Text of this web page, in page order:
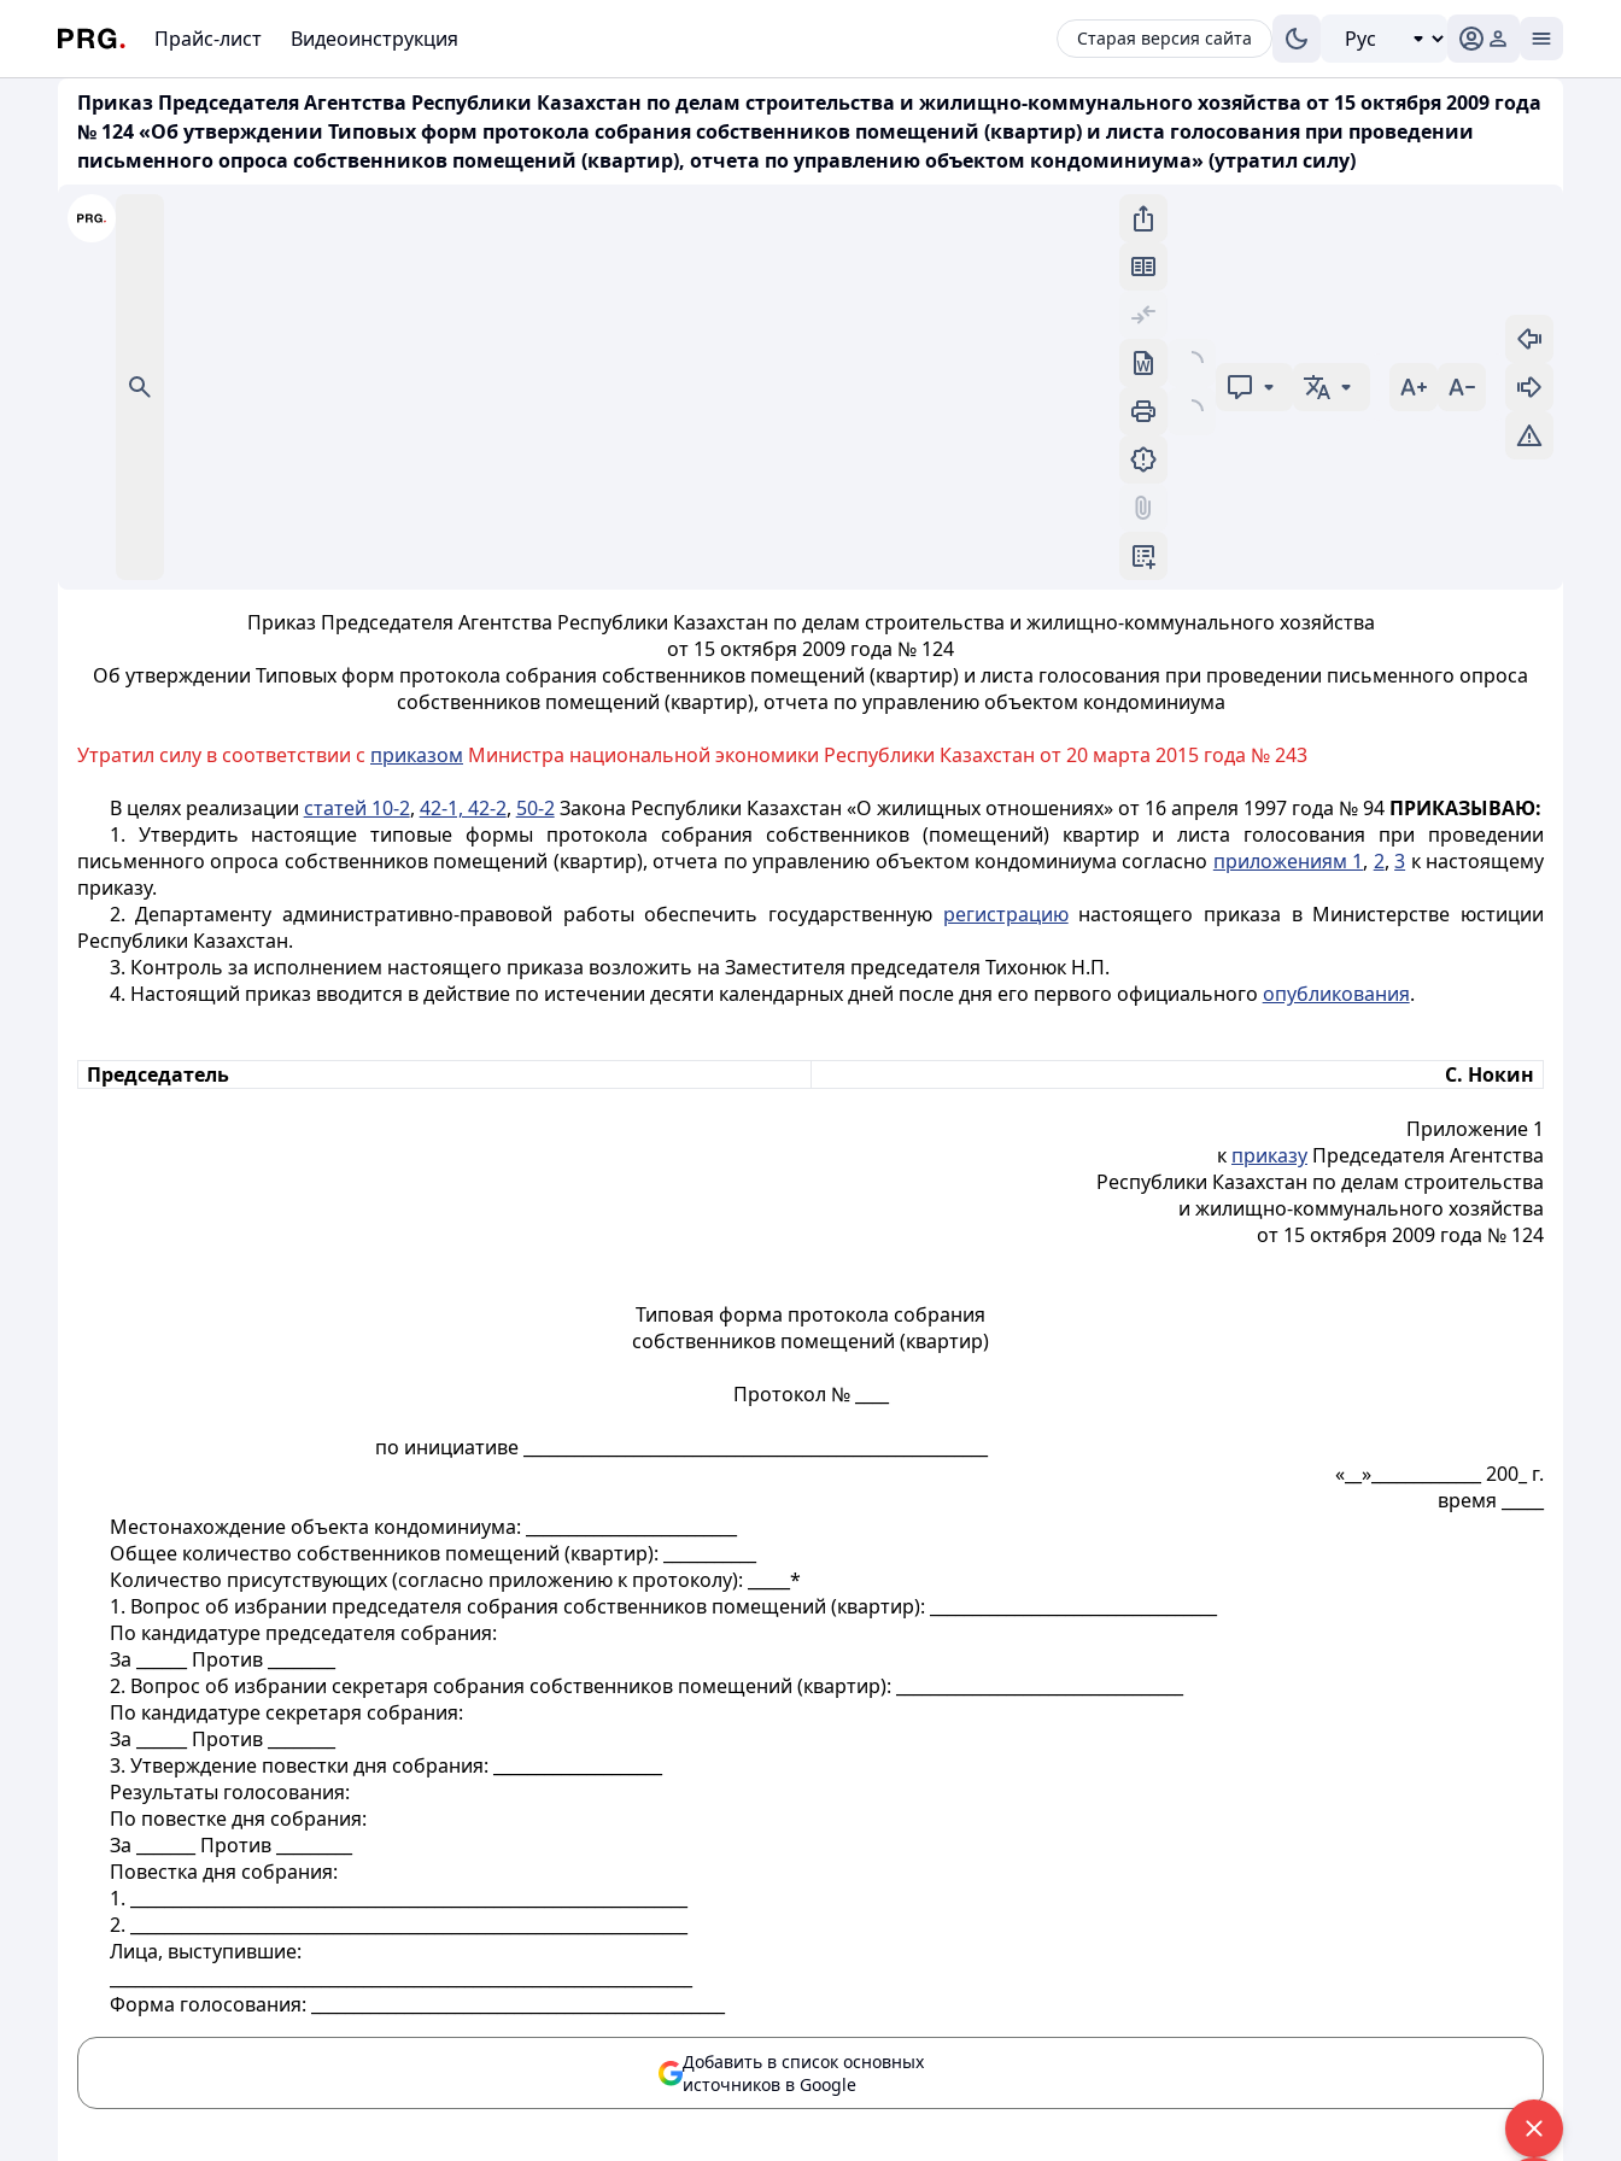
Прайс-лист Видеоинструкция Старая версия сайта
Приказ Председателя Агентства Республики Казахстан по делам строительства и жилищно-коммунального хозяйства от 15 октября 2009 года
№ 124 «Об утверждении Типовых форм протокола собрания собственников помещений (квартир) и листа голосования при проведении
письменного опроса собственников помещений (квартир), отчета по управлению объектом кондоминиума» (утратил силу)
Приказ Председателя Агентства Республики Казахстан по делам строительства и жилищно-коммунального хозяйства
от 15 октября 2009 года № 124
Об утверждении Типовых форм протокола собрания собственников помещений (квартир) и листа голосования при проведении письменного опроса
собственников помещений (квартир), отчета по управлению объектом кондоминиума
Утратил силу в соответствии с приказом Министра национальной экономики Республики Казахстан от 20 марта 2015 года № 243
В целях реализации статей 10-2, 42-1, 42-2, 50-2Закона Республики Казахстан «О жилищных отношениях» от 16 апреля 1997 года № 94 ПРИКАЗЫВАЮ:
1. Утвердить настоящие типовые формы протокола собрания собственников (помещений) квартир и листа голосования при проведении
письменного опроса собственников помещений (квартир), отчета по управлению объектом кондоминиума согласно приложениям 1, 2,3 к настоящему
приказу.
2. Департаменту административно-правовой работы обеспечить государственную регистрациюнастоящего приказа в Министерстве юстиции
Республики Казахстан.
3. Контроль за исполнением настоящего приказа возложить на Заместителя председателя Тихонюк Н.П.
4. Настоящий приказ вводится в действие по истечении десяти календарных дней после дня его первого официального опубликования.
Председатель С. Нокин
Приложение 1
к приказу Председателя Агентства
Республики Казахстан по делам строительства
и жилищно-коммунального хозяйства
от 15 октября 2009 года № 124
Типовая форма протокола собрания
собственников помещений (квартир)
Протокол № ____
по инициативе _______________________________________________________
«__»_____________ 200_ г.
время _____
Местонахождение объекта кондоминиума: _________________________
Общее количество собственников помещений (квартир): ___________
Количество присутствующих (согласно приложению к протоколу): _____*
1. Вопрос об избрании председателя собрания собственников помещений (квартир): __________________________________
По кандидатуре председателя собрания:
За ______ Против ________
2. Вопрос об избрании секретаря собрания собственников помещений (квартир): __________________________________
По кандидатуре секретаря собрания:
За ______ Против ________
3. Утверждение повестки дня собрания: ____________________
Результаты голосования:
По повестке дня собрания:
За _______ Против _________
Повестка дня собрания:
1. __________________________________________________________________
2. __________________________________________________________________
Лица, выступившие:
Форма голосования: _________________________________________________
Добавить в список основных
источников в Google